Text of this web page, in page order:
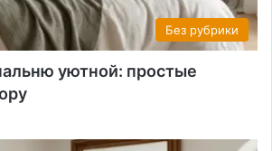
Без рубрики
уютной: простые